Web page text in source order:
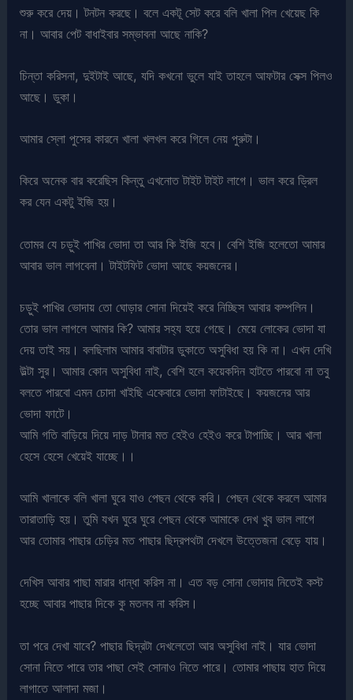
শুরু করে দেয়। টনটন করছে। বলে একটূ সেট করে বলি খালা পিল খেয়েছ কি
না। আবার পেট বাধাইবার সম্ভাবনা আছে নাকি?
চিন্তা করিসনা, দুইটাই আছে, যদি কখনো ভুলে যাই তাহলে আফটার সেক্স পিলও
আছে। ডুকা।
আমার স্লো পুসের কারনে খালা খলখল করে গিলে নেয় পুরুটা।
কিরে অনেক বার করেছিস কিন্তু এখনোত টাইট টাইট লাগে। ভাল করে ড্রিল
কর যেন একটু ইজি হয়।
তোমর যে চড়ুই পাখির ভোদা তা আর কি ইজি হবে। বেশি ইজি হলেতো আমার
আবার ভাল লাগবেনা। টাইটফিট ভোদা আছে কয়জনের।
চড়ুই পাখির ভোদায় তো ঘোড়ার সোনা দিয়েই করে নিচ্ছিস আবার কম্পলিন।
তোর ভাল লাগলে আমার কি? আমার সহ্য হয়ে গেছে। মেয়ে লোকের ভোদা যা
দেয় তাই সয়। বলছিলাম আমার বাবাটার ডুকাতে অসুবিধা হয় কি না। এখন দেখি
উল্টা সুর। আমার কোন অসুবিধা নাই, বেশি হলে কয়েকদিন হাটতে পারবো না তবু
বলতে পারবো এমন চোদা খাইছি একেবারে ভোদা ফাটাইছে। কয়জনের আর
ভোদা ফাটে।
আমি গতি বাড়িয়ে দিয়ে দাড় টানার মত হেইও হেইও করে টাপাচ্ছি। আর খালা
হেসে হেসে খেয়েই যাচ্ছে।।
আমি খালাকে বলি খালা ঘুরে যাও পেছন থেকে করি। পেছন থেকে করলে আমার
তারাতাড়ি হয়। তুমি যখন ঘুরে ঘুরে পেছন থেকে আমাকে দেখ খুব ভাল লাগে
আর তোমার পাছার চেড়ির মত পাছার ছিদ্রপথটা দেখলে উত্তেজনা বেড়ে যায়।
দেখিস আবার পাছা মারার ধান্ধা করিস না। এত বড় সোনা ভোদায় নিতেই কস্ট
হচ্ছে আবার পাছার দিকে কু মতলব না করিস।
তা পরে দেখা যাবে? পাছার ছিদ্রটা দেখলেতো আর অসুবিধা নাই। যার ভোদা
সোনা নিতে পারে তার পাছা সেই সোনাও নিতে পারে। তোমার পাছায় হাত দিয়ে
লাগাতে আলাদা মজা।